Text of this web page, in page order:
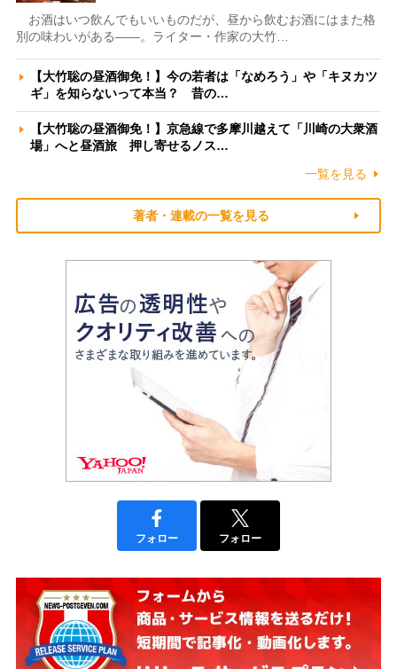
お酒はいつ飲んでもいいものだが、昼から飲むお酒にはまた格
別の味わいがある――。ライター・作家の大竹…
【大竹聡の昼酒御免！】今の若者は「なめろう」や「キヌカツ
ギ」を知らないって本当？ 昔の…
【大竹聡の昼酒御免！】京急線で多摩川越えて「川崎の大衆酒
場」へと昼酒旅 押し寄せるノス…
一覧を見る
著者・連載の一覧を見る
フォロー フォロー